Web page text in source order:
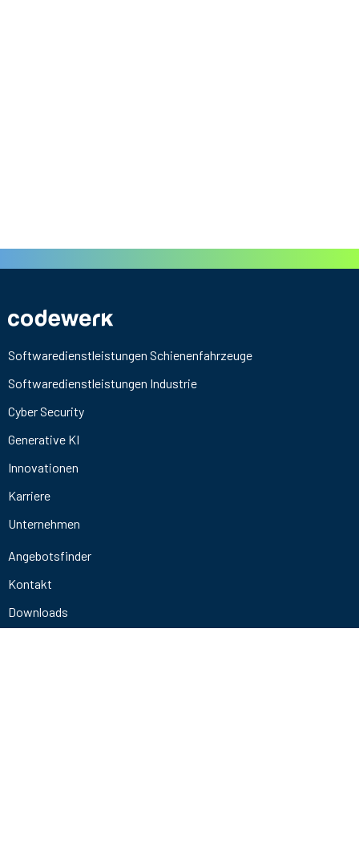
Softwaredienstleistungen Schienenfahrzeuge
Softwaredienstleistungen Industrie
Cyber Security
Generative KI
Innovationen
Karriere
Unternehmen
Angebotsfinder
Kontakt
Downloads